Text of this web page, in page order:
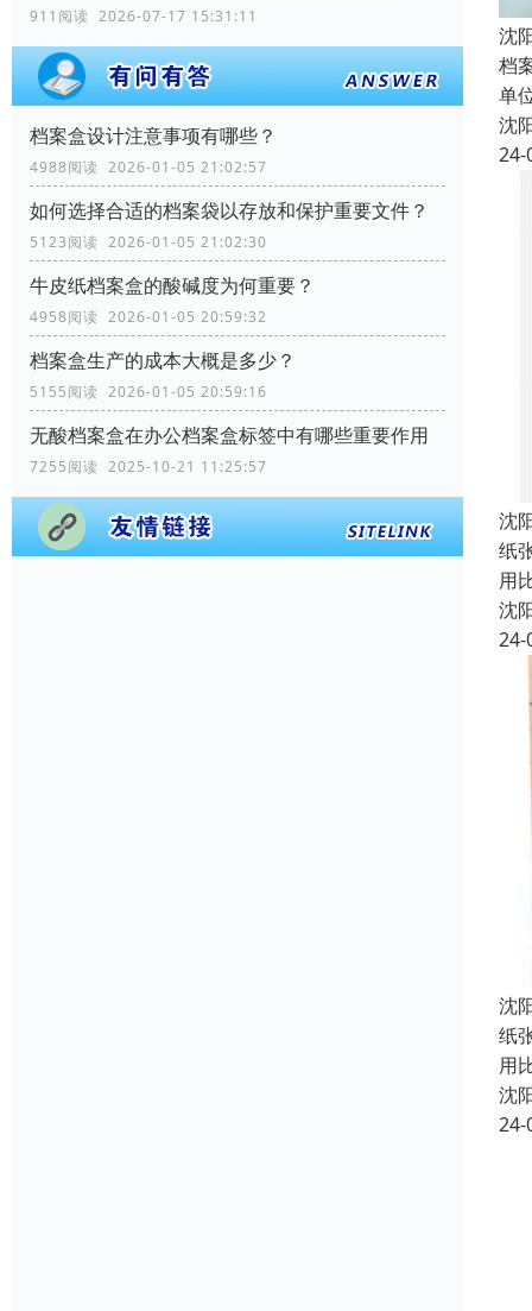
911阅读 2026-07-17 15:31:11
档案盒设计注意事项有哪些？
4988阅读 2026-01-05 21:02:57
如何选择合适的档案袋以存放和保护重要文件？
5123阅读 2026-01-05 21:02:30
牛皮纸档案盒的酸碱度为何重要？
4958阅读 2026-01-05 20:59:32
档案盒生产的成本大概是多少？
5155阅读 2026-01-05 20:59:16
无酸档案盒在办公档案盒标签中有哪些重要作用
7255阅读 2025-10-21 11:25:57
沈
档
单
沈
24-
沈
纸
用
沈
24-
沈
纸
用
沈
24-